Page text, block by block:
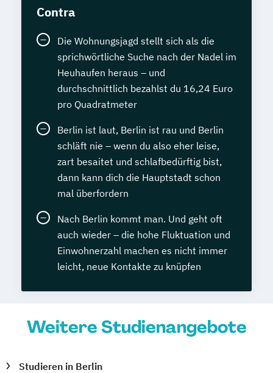
Contra
Die Wohnungsjagd stellt sich als die
sprichwörtliche Suche nach der Nadel im
Heuhaufen heraus – und
durchschnittlich bezahlst du 16,24 Euro
pro Quadratmeter
Berlin ist laut, Berlin ist rau und Berlin
schläft nie – wenn du also eher leise,
zart besaitet und schlafbedürftig bist,
dann kann dich die Hauptstadt schon
mal überfordern
Nach Berlin kommt man. Und geht oft
auch wieder – die hohe Fluktuation und
Einwohnerzahl machen es nicht immer
leicht, neue Kontakte zu knüpfen
Weitere Studienangebote
Studieren in Berlin